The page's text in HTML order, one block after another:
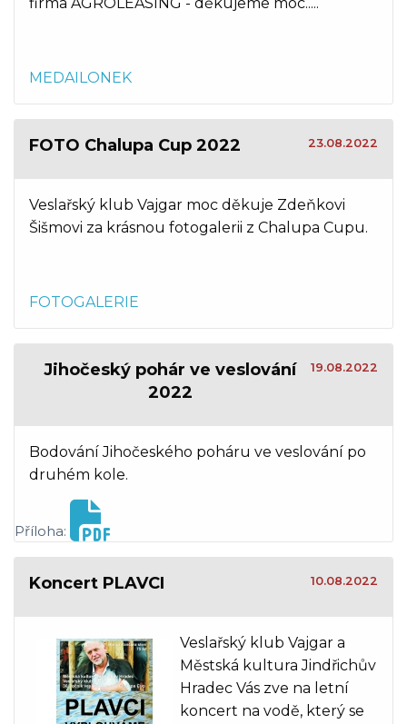
firma AGROLEASING - děkujeme moc.....
MEDAILONEK
FOTO Chalupa Cup 2022 23.08.2022
Veslařský klub Vajgar moc děkuje Zdeňkovi
Šišmovi za krásnou fotogalerii z Chalupa Cupu.
FOTOGALERIE
Jihočeský pohár ve veslování
2022
19.08.2022
Bodování Jihočeského poháru ve veslování po
druhém kole.
Příloha:
Koncert PLAVCI 10.08.2022
Veslařský klub Vajgar a
Městská kultura Jindřichův
Hradec Vás zve na letní
koncert na vodě, který se